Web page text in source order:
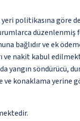
politikasına göre
bağlıdır ve ek
ve nakit kabul
yangın söndürücü,
konaklama